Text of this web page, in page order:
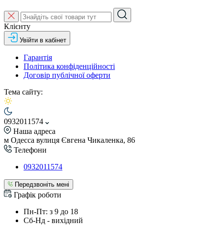
Клієнту
Увійти в кабінет
Гарантія
Політика конфіденційності
Договір публічної оферти
Тема сайту:
0932011574
Наша адреса
м Одесса вулиця Євгена Чикаленка, 86
Телефони
0932011574
Передзвоніть мені
Графік роботи
Пн-Пт: з 9 до 18
Сб-Нд - вихідний